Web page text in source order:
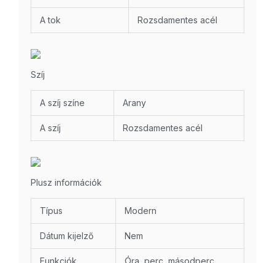
A tok Rozsdamentes acél
Szíj
A szíj színe Arany
A szíj Rozsdamentes acél
Plusz információk
Típus Modern
Dátum kijelző Nem